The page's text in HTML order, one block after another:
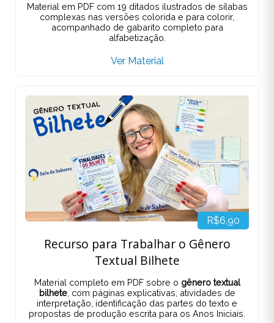
Material em PDF com 19 ditados ilustrados de sílabas
complexas nas versões colorida e para colorir,
acompanhado de gabarito completo para
alfabetização.
Ver Material
R$6,90
Recurso para Trabalhar o Gênero
Textual Bilhete
Material completo em PDF sobre o gênero textual
bilhete, com páginas explicativas, atividades de
interpretação, identificação das partes do texto e
propostas de produção escrita para os Anos Iniciais.